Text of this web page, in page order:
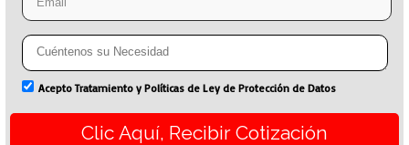
Acepto Tratamiento y Políticas de Ley de Protección de Datos
Clic Aquí, Recibir Cotización